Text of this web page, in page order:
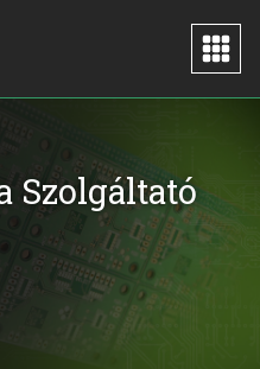
Szolgáltató